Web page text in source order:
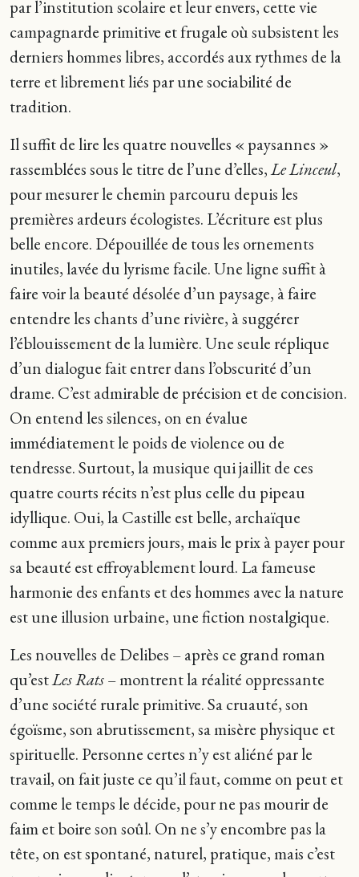
par l’institution scolaire et leur envers, cette vie
campagnarde primitive et frugale où subsistent les
derniers hommes libres, accordés aux rythmes de la
terre et librement liés par une sociabilité de
tradition.
Il suffit de lire les quatre nouvelles « paysannes »
rassemblées sous le titre de l’une d’elles,Le Linceul,
pour mesurer le chemin parcouru depuis les
premières ardeurs écologistes. L’écriture est plus
belle encore. Dépouillée de tous les ornements
inutiles, lavée du lyrisme facile. Une ligne suffit à
faire voir la beauté désolée d’un paysage, à faire
entendre les chants d’une rivière, à suggérer
l’éblouissement de la lumière. Une seule réplique
d’un dialogue fait entrer dans l’obscurité d’un
drame. C’est admirable de précision et de concision.
On entend les silences, on en évalue
immédiatement le poids de violence ou de
tendresse. Surtout, la musique qui jaillit de ces
quatre courts récits n’est plus celle du pipeau
idyllique. Oui, la Castille est belle, archaïque
comme aux premiers jours, mais le prix à payer pour
sa beauté est effroyablement lourd. La fameuse
harmonie des enfants et des hommes avec la nature
est une illusion urbaine, une fiction nostalgique.
Les nouvelles de Delibes – après ce grand roman
qu’estLes Rats– montrent la réalité oppressante
d’une société rurale primitive. Sa cruauté, son
égoïsme, son abrutissement, sa misère physique et
spirituelle. Personne certes n’y est aliéné par le
travail, on fait juste ce qu’il faut, comme on peut et
comme le temps le décide, pour ne pas mourir de
faim et boire son soûl. On ne s’y encombre pas la
tête, on est spontané, naturel, pratique, mais c’est